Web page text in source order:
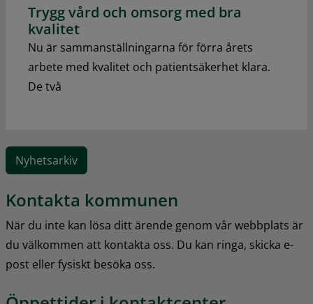
Trygg vård och omsorg med bra
kvalitet
Nu är sammanställningarna för förra årets
arbete med kvalitet och patientsäkerhet klara.
De två
Nyhetsarkiv
Kontakta kommunen
När du inte kan lösa ditt ärende genom vår webbplats är
du välkommen att kontakta oss. Du kan ringa, skicka e-
post eller fysiskt besöka oss.